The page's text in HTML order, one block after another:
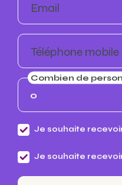
Email
Téléphone mobile
Combien de
Je souhaite
Je souhaite